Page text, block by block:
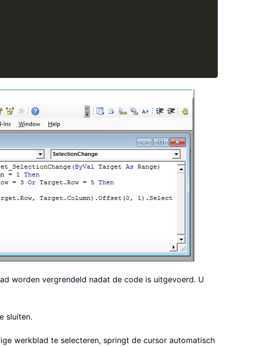
worden vergrendeld nadat de code is uitgevoerd. U
sluiten.
werkblad te selecteren, springt de cursor automatisch